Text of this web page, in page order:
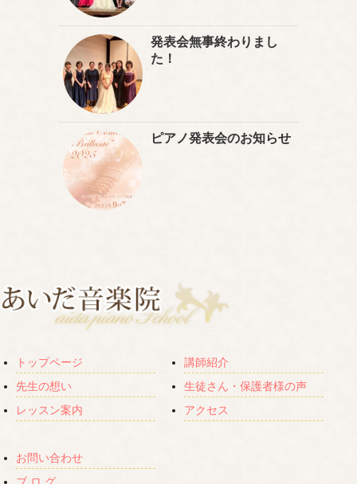
発表会無事終わりまし
た！
ピアノ発表会のお知らせ
トップページ
先生の想い
レッスン案内
講師紹介
生徒さん・保護者様の声
アクセス
お問い合わせ